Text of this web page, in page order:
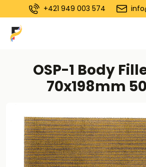
+421 949 003 574
OSP-1 Body
70x198mm